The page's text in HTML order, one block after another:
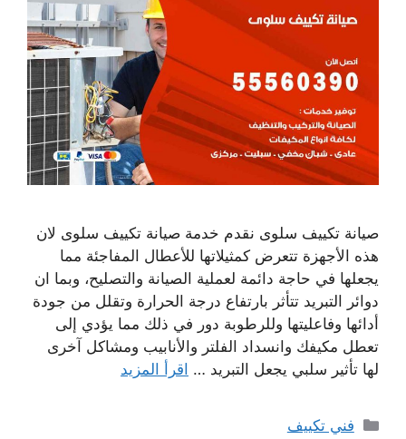
صيانة تكييف سلوى نقدم خدمة صيانة تكييف سلوى لان
هذه الأجهزة تتعرض كمثيلاتها للأعطال المفاجئة مما
يجعلها في حاجة دائمة لعملية الصيانة والتصليح، وبما ان
دوائر التبريد تتأثر بارتفاع درجة الحرارة وتقلل من جودة
أدائها وفاعليتها وللرطوبة دور في ذلك مما يؤدي إلى
تعطل مكيفك وانسداد الفلتر والأنابيب ومشاكل آخرى
لها تأثير سلبي يجعل التبريد … اقرأ المزيد
التصنيفات
فني تكييف